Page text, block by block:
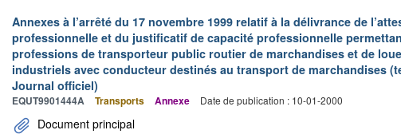
Annexes à l’arrêté du 17 novembre 1999 relatif à la délivrance de
professionnelle et du justificatif de capacité professionnelle
professions de transporteur public routier de marchandises et de
industriels avec conducteur destinés au transport de marchandises
Journal officiel)
EQUT9901444A Transports Annexe Date de publication : 10-01-2000
Document principal